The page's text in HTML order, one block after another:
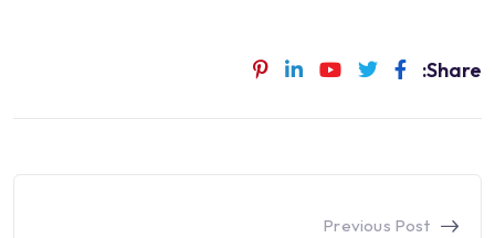
Share:
Previous Post